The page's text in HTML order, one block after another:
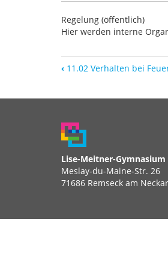
Regelung (öffentlich)
Hier werden interne
‹ 11.02 Verhalten bei
Lise-Meitner-Gymnasium
Meslay-du-Maine-Str. 26
71686 Remseck am Neckar